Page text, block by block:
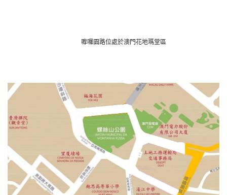
嚤囉園路位處於澳門花地瑪堂區